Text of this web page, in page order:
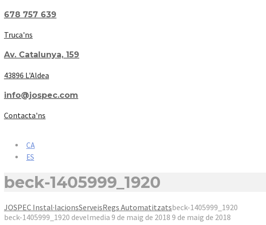
678 757 639
Truca'ns
Av. Catalunya, 159
43896 L'Aldea
info@jospec.com
Contacta'ns
CA
ES
beck-1405999_1920
JOSPEC Instal·lacionsServeisRegs Automatitzatsbeck-1405999_1920
beck-1405999_1920 develmedia 9 de maig de 2018 9 de maig de 2018